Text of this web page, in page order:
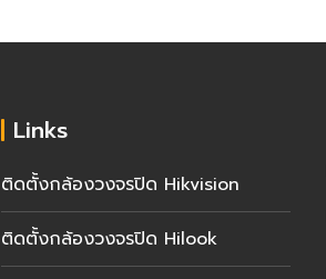
Links
ติดตั้งกล้องวงจรปิด Hikvision
ติดตั้งกล้องวงจรปิด Hilook